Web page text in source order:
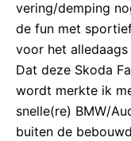
vering/demping
de fun met
voor het
Dat deze Skoda
wordt merkte ik
snelle(re) BMW/
buiten de